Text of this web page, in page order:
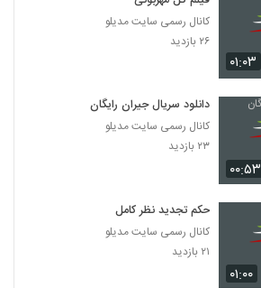
دانلود فیلم بیتابی بیتا
۵,۸۵۶ بازدید
دانلود فیلم سیانور با لینک مستقیم و کیفیت
دانلود فیلم پله آخر
۱,۸۲۲ بازدید
دانلود فیلم امروز با کیفیت عالی
۱,۳۲۴ بازدید
۰۱:۰۳
کانال رسمی سایت مدیلو
۲۶ بازدید
۰۰:۵۳
دانلود سریال جیران رایگان
کانال رسمی سایت مدیلو
۲۳ بازدید
۰۱:۰۰
حکم تجدید نظر کامل
کانال رسمی سایت مدیلو
۲۱ بازدید